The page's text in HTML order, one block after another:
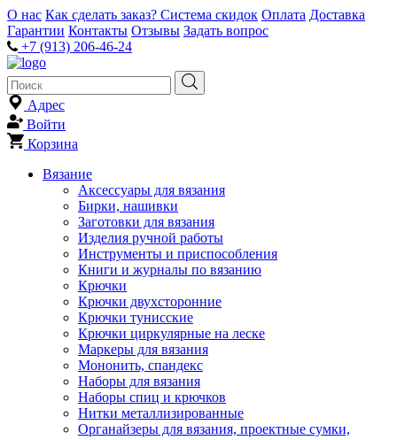
О нас Как сделать заказ? Система скидок Оплата Доставка
Гарантии Контакты Отзывы Задать вопрос
+7 (913) 206-46-24
Адрес
Войти
Корзина
Вязание
Аксессуары для вязания
Бирки, нашивки
Заготовки для вязания
Изделия ручной работы
Инструменты и приспособления
Книги и журналы по вязанию
Крючки
Крючки двухсторонние
Крючки тунисские
Крючки циркулярные на леске
Маркеры для вязания
Мононить, спандекс
Наборы для вязания
Наборы спиц и крючков
Нитки металлизированные
Органайзеры для вязания, проектные сумки,